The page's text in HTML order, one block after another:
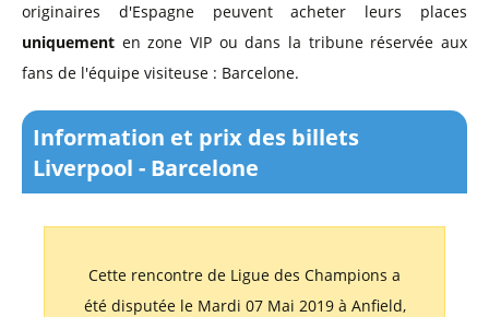
originaires d'Espagne peuvent acheter leurs places
uniquement en zone VIP ou dans la tribune réservée aux
fans de l'équipe visiteuse : Barcelone.
Information et prix des billets
Liverpool - Barcelone
Cette rencontre de Ligue des Champions a
été disputée le Mardi 07 Mai 2019 à Anfield,